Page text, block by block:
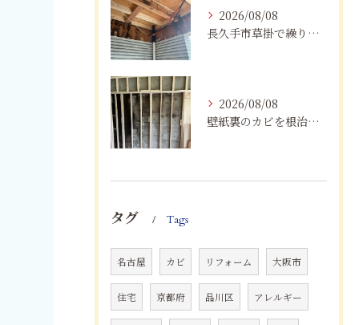
2026/08/08
長久手市草掛で繰り返すカビにお困りの方へ｜原因から解決策まで紹介
2026/08/08
壁紙裏のカビを根治！下地交換と防カビリフォームの重要性
タグ Tags
名古屋 カビ リフォーム 大阪市
住宅 京都府 品川区 アレルギー